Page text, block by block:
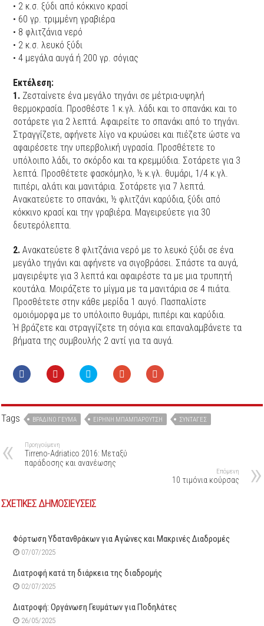
• 2 κ.σ. ξύδι από κόκκινο κρασί
• 60 γρ. τριμμένη γραβιέρα
• 8 φλιτζάνια νερό
• 2 κ.σ. λευκό ξύδι
• 4 μεγάλα αυγά ή 200 γρ. σόγιας
Εκτέλεση:
1. Ζεσταίνετε ένα μεγάλο τηγάνι σε μέτρια-υψηλή
θερμοκρασία. Προσθέστε 1 κ.γλ. λάδι και το σπανάκι και το
σοτάρετε για 2 λεπτά. Αφαιρείτε το σπανάκι από το τηγάνι.
Στραγγίζετε, αφήνετε λίγο να κρυώσει και πιέζετε ώστε να
αφαιρέσετε την υπερβολική υγρασία. Προσθέτετε το
υπόλοιπο λάδι, το σκόρδο και τα κρεμμύδια. Σοτάρετε για 3
λεπτά. Προσθέτετε φασκόμηλο, ½ κ.γλ. θυμάρι, 1/4 κ.γλ.
πιπέρι, αλάτι και μανιτάρια. Σοτάρετε για 7 λεπτά.
Ανακατεύετε το σπανάκι, ½ φλιτζάνι καρύδια, ξύδι από
κόκκινο κρασί και την γραβιέρα. Μαγειρεύετε για 30
δευτερόλεπτα.
2. Ανακατεύετε 8 φλιτζάνια νερό με το λευκό ξύδι σε ένα
μεγάλο τηγάνι και αφήνετε να σιγοβράσει. Σπάστε τα αυγά,
μαγειρέψτε για 3 λεπτά και αφαιρέστε τα με μια τρυπητή
κουτάλα. Μοιράζετε το μίγμα με τα μανιτάρια σε 4 πιάτα.
Προσθέτετε στην κάθε μερίδα 1 αυγό. Πασπαλίστε
ομοιόμορφα με το υπόλοιπο θυμάρι, πιπέρι και καρύδια.
Ή βράζετε και στραγγίζετε τη σόγια και επαναλαμβάνετε τα
βήματα της συμβουλής 2 αντί για τα αυγά.
Tags ΒΡΑΔΙΝΌ ΓΕΎΜΑ ΕΙΡΉΝΗ ΜΠΑΜΠΑΡΟΎΤΣΗ ΣΥΝΤΑΓΈΣ
Προηγούμενη
Τirreno-Adriatico 2016: Mεταξύ
παράδοσης και ανανέωσης
Επόμενη
10 τιμόνια κούρσας
ΣΧΕΤΙΚΕΣ ΔΗΜΟΣΙΕΥΣΕΙΣ
Φόρτωση Υδατανθράκων για Αγώνες και Μακρινές Διαδρομές
07/07/2025
Διατροφή κατά τη διάρκεια της διαδρομής
02/07/2025
Διατροφή: Οργάνωση Γευμάτων για Ποδηλάτες
26/05/2025